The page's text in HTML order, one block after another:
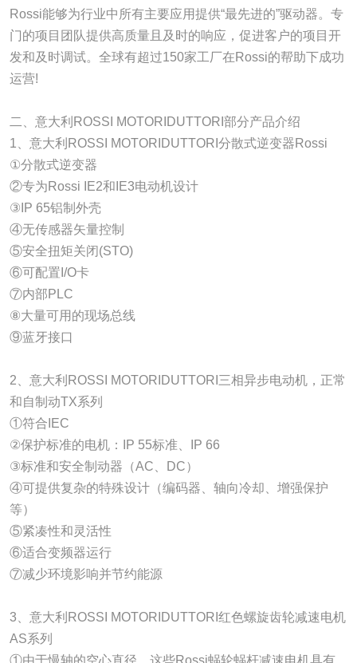
Rossi能够为行业中所有主要应用提供“最先进的”驱动器。专
门的项目团队提供高质量且及时的响应，促进客户的项目开
发和及时调试。全球有超过150家工厂在Rossi的帮助下成功
运营!
二、意大利ROSSI MOTORIDUTTORI部分产品介绍
1、意大利ROSSI MOTORIDUTTORI分散式逆变器Rossi
①分散式逆变器
②专为Rossi IE2和IE3电动机设计
③IP 65铝制外壳
④无传感器矢量控制
⑤安全扭矩关闭(STO)
⑥可配置I/O卡
⑦内部PLC
⑧大量可用的现场总线
⑨蓝牙接口
2、意大利ROSSI MOTORIDUTTORI三相异步电动机，正常
和自制动TX系列
①符合IEC
②保护标准的电机：IP 55标准、IP 66
③标准和安全制动器（AC、DC）
④可提供复杂的特殊设计（编码器、轴向冷却、增强保护
等）
⑤紧凑性和灵活性
⑥适合变频器运行
⑦减少环境影响并节约能源
3、意大利ROSSI MOTORIDUTTORI红色螺旋齿轮减速电机
AS系列
①由于慢轴的空心直径，这些Rossi蜗轮蜗杆减速电机具有